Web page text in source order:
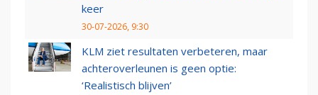
keer
30-07-2026, 9:30
KLM ziet resultaten verbeteren, maar
achteroverleunen is geen optie:
‘Realistisch blijven’